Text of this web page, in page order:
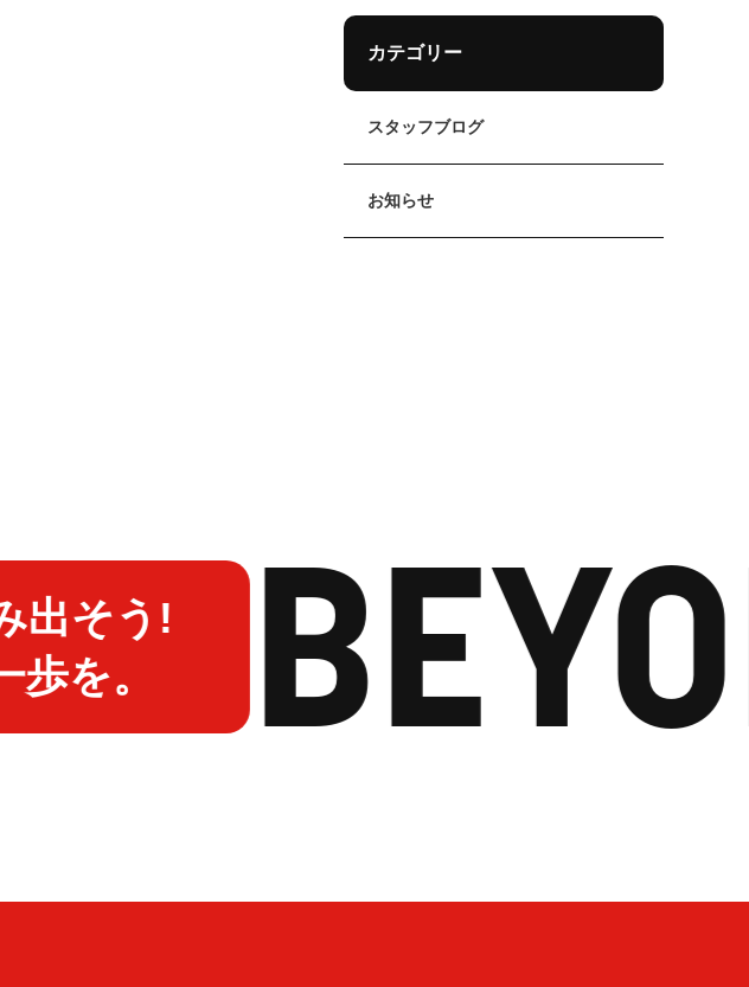
カテゴリー
スタッフブログ
お知らせ
う!
。